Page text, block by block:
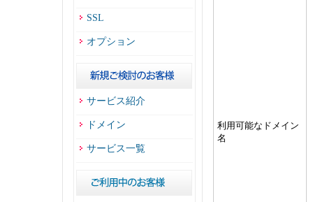
利用可能なドメイン
名
SSL
オプション
サービス紹介
ドメイン
サービス一覧